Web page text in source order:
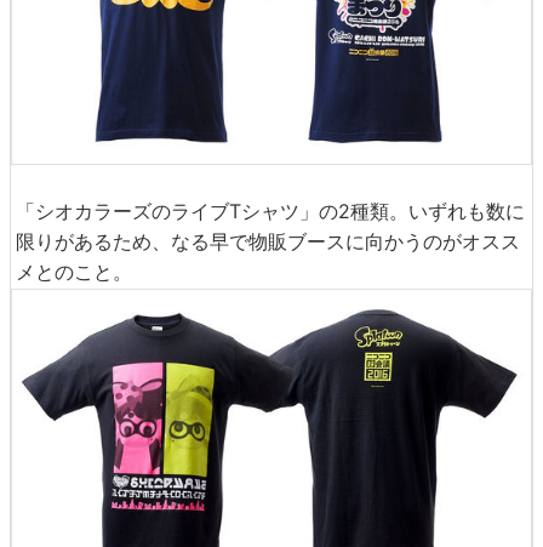
「シオカラーズのライブTシャツ」の2種類。いずれも数に
限りがあるため、なる早で物販ブースに向かうのがオスス
メとのこと。